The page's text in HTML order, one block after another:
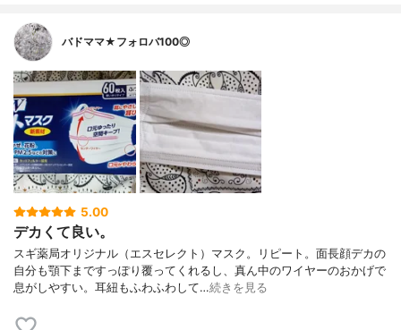
バドママ★フォロバ100◎
5.00
デカくて良い。
スギ薬局オリジナル（エスセレクト）マスク。リピート。面長顔デカの
自分も顎下まですっぽり覆ってくれるし、真ん中のワイヤーのおかげで
息がしやすい。耳紐もふわふわして…続きを見る